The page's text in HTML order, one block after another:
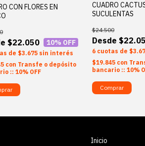
CON FLORES EN
$22.050 10% OFF
$3.675 sin interés
con Transfe o depósito
:: 10% OFF
CUADRO
SUCULENTAS
$24.500
6
$19.845 con
bancario :: 10%
Comprar
Inicio